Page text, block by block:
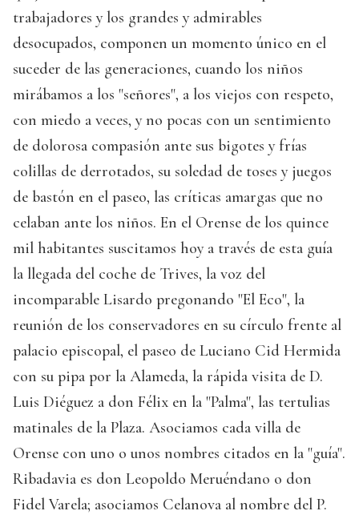
trabajadores y los grandes y admirables
desocupados, componen un momento único en el
suceder de las generaciones, cuando los niños
mirábamos a los "señores", a los viejos con respeto,
con miedo a veces, y no pocas con un sentimiento
de dolorosa compasión ante sus bigotes y frías
colillas de derrotados, su soledad de toses y juegos
de bastón en el paseo, las críticas amargas que no
celaban ante los niños. En el Orense de los quince
mil habitantes suscitamos hoy a través de esta guía
la llegada del coche de Trives, la voz del
incomparable Lisardo pregonando "El Eco", la
reunión de los conservadores en su círculo frente al
palacio episcopal, el paseo de Luciano Cid Hermida
con su pipa por la Alameda, la rápida visita de D.
Luis Diéguez a don Félix en la "Palma", las tertulias
matinales de la Plaza. Asociamos cada villa de
Orense con uno o unos nombres citados en la "guía".
Ribadavia es don Leopoldo Meruéndano o don
Fidel Varela; asociamos Celanova al nombre del P.